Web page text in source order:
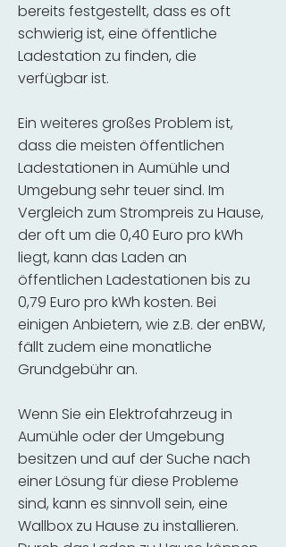
bereits festgestellt, dass es oft
schwierig ist, eine öffentliche
Ladestation zu finden, die
verfügbar ist.
Ein weiteres großes Problem ist,
dass die meisten öffentlichen
Ladestationen in Aumühle und
Umgebung sehr teuer sind. Im
Vergleich zum Strompreis zu Hause,
der oft um die 0,40 Euro pro kWh
liegt, kann das Laden an
öffentlichen Ladestationen bis zu
0,79 Euro pro kWh kosten. Bei
einigen Anbietern, wie z.B. der enBW,
fällt zudem eine monatliche
Grundgebühr an.
Wenn Sie ein Elektrofahrzeug in
Aumühle oder der Umgebung
besitzen und auf der Suche nach
einer Lösung für diese Probleme
sind, kann es sinnvoll sein, eine
Wallbox zu Hause zu installieren.